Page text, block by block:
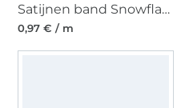
Satijnen band Snowflakes 25 mm, marineblauw
0,97 € / m